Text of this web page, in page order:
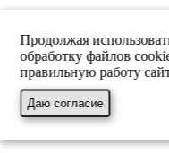
Продолжая
обработку файлов
правильную работу
Даю согласие